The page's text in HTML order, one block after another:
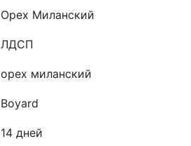
Орех Миланский
ЛДСП
орех миланский
Boyard
14 дней